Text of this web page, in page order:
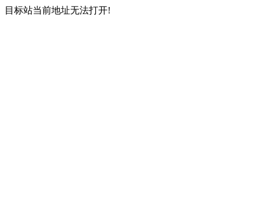
目标站当前地址无法打开!